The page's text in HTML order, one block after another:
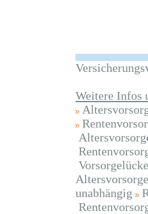
Weitere Infos
Altersvorsorge
unabhängig